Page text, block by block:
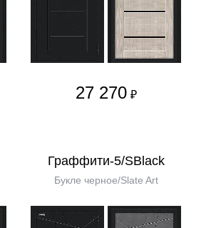
27 270 ₽
Граффити-5/SBlack
Букле черное/Slate Art